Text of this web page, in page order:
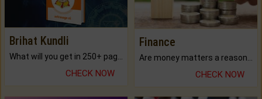
Brihat Kundli
CHECK NOW
Finance
CHECK NOW